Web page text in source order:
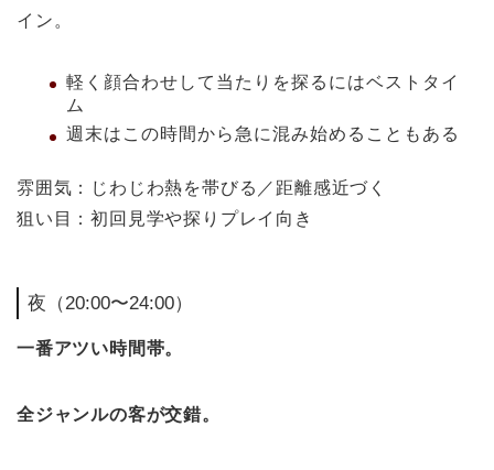
イン。
軽く顔合わせして当たりを探るにはベストタイ
ム
週末はこの時間から急に混み始めることもある
雰囲気：じわじわ熱を帯びる／距離感近づく
狙い目：初回見学や探りプレイ向き
夜（20:00〜24:00）
一番アツい時間帯。
全ジャンルの客が交錯。